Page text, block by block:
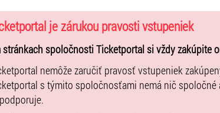
je zárukou pravosti vstupeniek
stránkach spoločnosti Ticketportal si vždy zakúpite
nemôže zaručiť pravosť vstupeniek
s týmito spoločnosťami nemá nič